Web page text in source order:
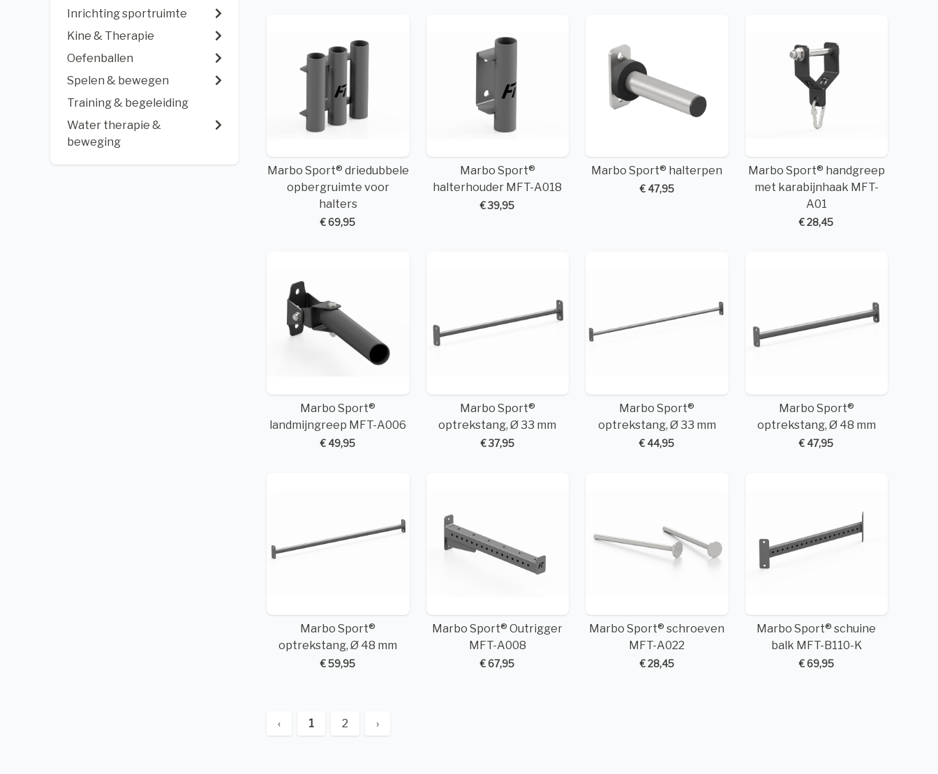
Inrichting sportruimte
Kine & Therapie
Oefenballen
Spelen & bewegen
Training & begeleiding
Water therapie &
beweging
Marbo Sport® driedubbele
opbergruimte voor
halters
€ 69,95
Marbo Sport®
halterhouder MFT-A018
€ 39,95
Marbo Sport® halterpen
€ 47,95
Marbo Sport® handgreep
met karabijnhaak MFT-
A01
€ 28,45
Marbo Sport®
landmijngreep MFT-A006
€ 49,95
Marbo Sport®
optrekstang, Ø 33 mm
€ 37,95
Marbo Sport®
optrekstang, Ø 33 mm
€ 44,95
Marbo Sport®
optrekstang, Ø 48 mm
€ 47,95
Marbo Sport®
optrekstang, Ø 48 mm
€ 59,95
Marbo Sport® Outrigger
MFT-A008
€ 67,95
Marbo Sport® schroeven
MFT-A022
€ 28,45
Marbo Sport® schuine
balk MFT-B110-K
€ 69,95
‹ 1 2 ›